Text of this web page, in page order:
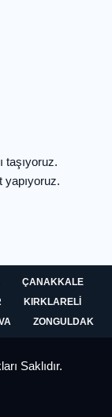
taşıyoruz.
yapıyoruz.
ÇANAKKALE
KIRKLARELI
ZONGULDAK
Saklıdır.